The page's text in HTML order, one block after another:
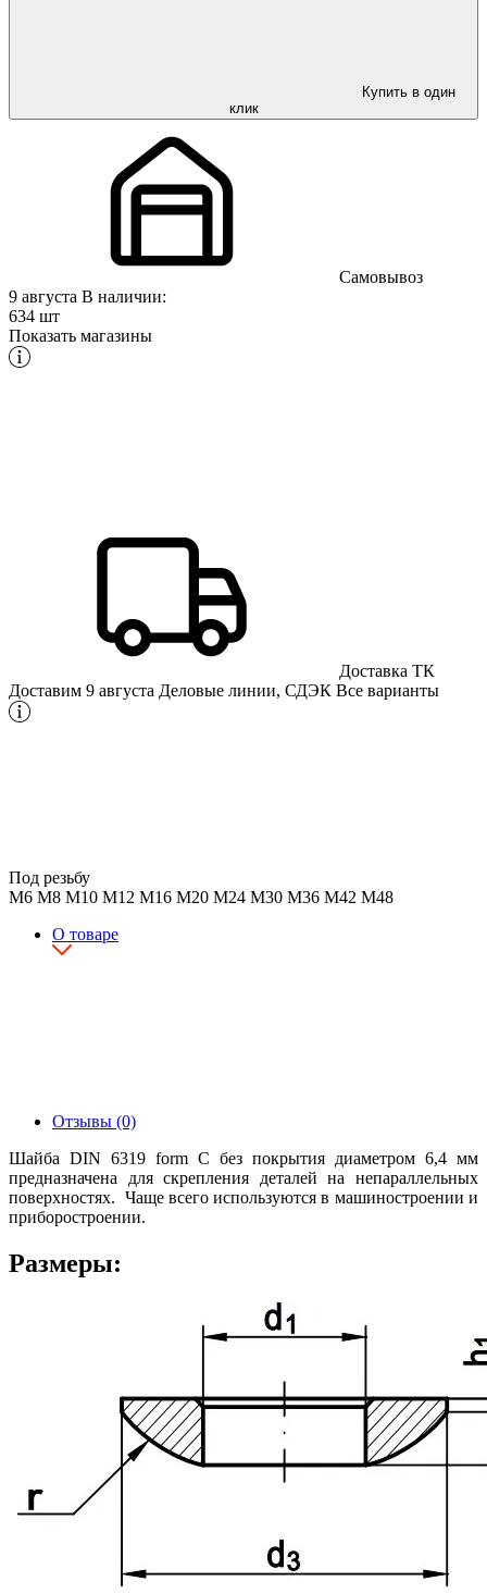
Купить в один
клик
Самовывоз
9 августа В наличии:
634 шт
Показать магазины
Доставка ТК
Доставим 9 августа Деловые линии, СДЭК Все варианты
Под резьбу
М6 М8 М10 М12 М16 М20 М24 М30 М36 М42 М48
О товаре
Отзывы (0)
Шайба DIN 6319 form C без покрытия диаметром 6,4 мм
предназначена для скрепления деталей на непараллельных
поверхностях. Чаще всего используются в машиностроении и
приборостроении.
Размеры: